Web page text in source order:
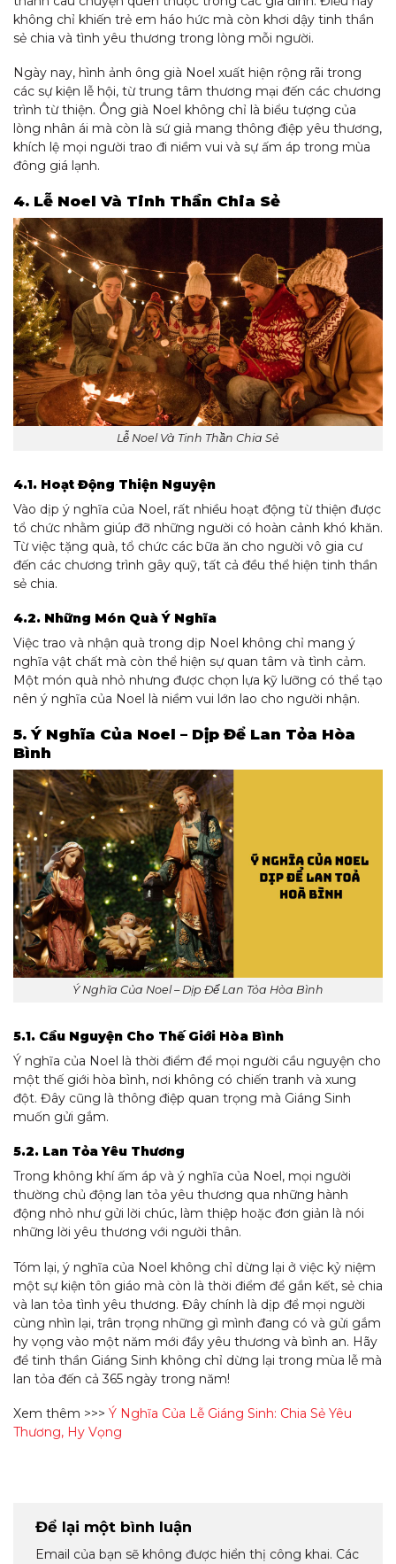
không chỉ khiến trẻ em háo hức mà còn khơi dậy tinh thần
sẻ chia và tình yêu thương trong lòng mỗi người.
Ngày nay, hình ảnh ông già Noel xuất hiện rộng rãi trong
các sự kiện lễ hội, từ trung tâm thương mại đến các chương
trình từ thiện. Ông già Noel không chỉ là biểu tượng của
lòng nhân ái mà còn là sứ giả mang thông điệp yêu thương,
khích lệ mọi người trao đi niềm vui và sự ấm áp trong mùa
đông giá lạnh.
4. Lễ Noel Và Tinh Thần Chia Sẻ
Lễ Noel Và Tinh Thần Chia Sẻ
4.1. Hoạt Động Thiện Nguyện
Vào dịp ý nghĩa của Noel, rất nhiều hoạt động từ thiện được
tổ chức nhằm giúp đỡ những người có hoàn cảnh khó khăn.
Từ việc tặng quà, tổ chức các bữa ăn cho người vô gia cư
đến các chương trình gây quỹ, tất cả đều thể hiện tinh thần
sẻ chia.
4.2. Những Món Quà Ý Nghĩa
Việc trao và nhận quà trong dịp Noel không chỉ mang ý
nghĩa vật chất mà còn thể hiện sự quan tâm và tình cảm.
Một món quà nhỏ nhưng được chọn lựa kỹ lưỡng có thể tạo
nên ý nghĩa của Noel là niềm vui lớn lao cho người nhận.
5. Ý Nghĩa Của Noel – Dịp Để Lan Tỏa Hòa
Bình
Ý Nghĩa Của Noel – Dịp Để Lan Tỏa Hòa Bình
5.1. Cầu Nguyện Cho Thế Giới Hòa Bình
Ý nghĩa của Noel là thời điểm để mọi người cầu nguyện cho
một thế giới hòa bình, nơi không có chiến tranh và xung
đột. Đây cũng là thông điệp quan trọng mà Giáng Sinh
muốn gửi gắm.
5.2. Lan Tỏa Yêu Thương
Trong không khí ấm áp và ý nghĩa của Noel, mọi người
thường chủ động lan tỏa yêu thương qua những hành
động nhỏ như gửi lời chúc, làm thiệp hoặc đơn giản là nói
những lời yêu thương với người thân.
Tóm lại, ý nghĩa của Noel không chỉ dừng lại ở việc kỷ niệm
một sự kiện tôn giáo mà còn là thời điểm để gắn kết, sẻ chia
và lan tỏa tình yêu thương. Đây chính là dịp để mọi người
cùng nhìn lại, trân trọng những gì mình đang có và gửi gắm
hy vọng vào một năm mới đầy yêu thương và bình an. Hãy
để tinh thần Giáng Sinh không chỉ dừng lại trong mùa lễ mà
lan tỏa đến cả 365 ngày trong năm!
Xem thêm >>> Ý Nghĩa Của Lễ Giáng Sinh: Chia Sẻ Yêu
Thương, Hy Vọng
Để lại một bình luận
Email của bạn sẽ không được hiển thị công khai. Các